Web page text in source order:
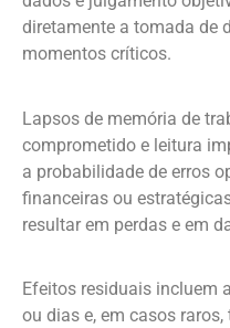
diretamente a tomada de
momentos críticos.
Lapsos de memória de
comprometido e leitura
a probabilidade de erros
financeiras ou
resultar em perdas e em
Efeitos residuais incluem
ou dias e, em casos